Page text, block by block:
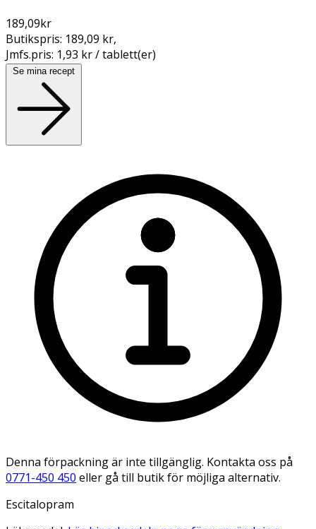
189,09kr
Butikspris: 189,09 kr,
Jmfs.pris: 1,93 kr / tablett(er)
Se mina recept
Denna förpackning är inte tillgänglig. Kontakta oss på
0771-450 450 eller gå till butik för möjliga alternativ.
Escitalopram